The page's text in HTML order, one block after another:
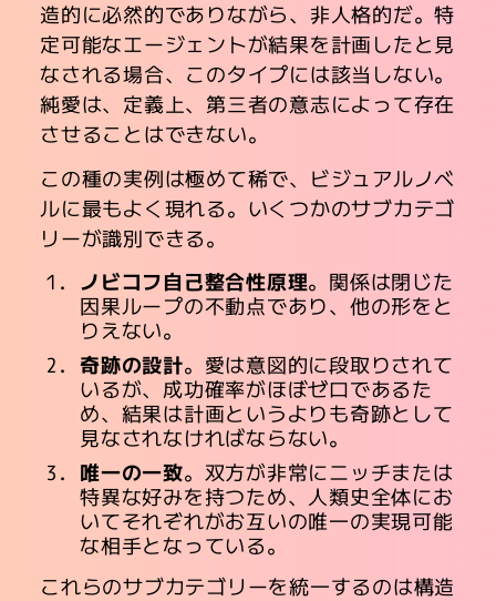
造的に必然的でありながら、非人格的だ。特
定可能なエージェントが結果を計画したと見
なされる場合、このタイプには該当しない。
純愛は、定義上、第三者の意志によって存在
させることはできない。
この種の実例は極めて稀で、ビジュアルノベ
ルに最もよく現れる。いくつかのサブカテゴ
リーが識別できる。
ノビコフ自己整合性原理。関係は閉じた
因果ループの不動点であり、他の形をと
りえない。
奇跡の設計。愛は意図的に段取りされて
いるが、成功確率がほぼゼロであるた
め、結果は計画というよりも奇跡として
見なされなければならない。
唯一の一致。双方が非常にニッチまたは
特異な好みを持つため、人類史全体にお
いてそれぞれがお互いの唯一の実現可能
な相手となっている。
これらのサブカテゴリーを統一するのは構造